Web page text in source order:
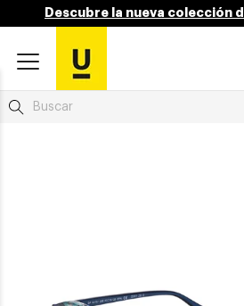
Descubre la nueva colección